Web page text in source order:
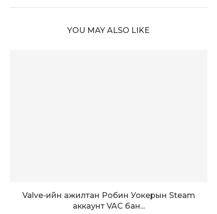
YOU MAY ALSO LIKE
Valve-ийн ажилтан Робин Уокерын Steam
аккаунт VAC бан...